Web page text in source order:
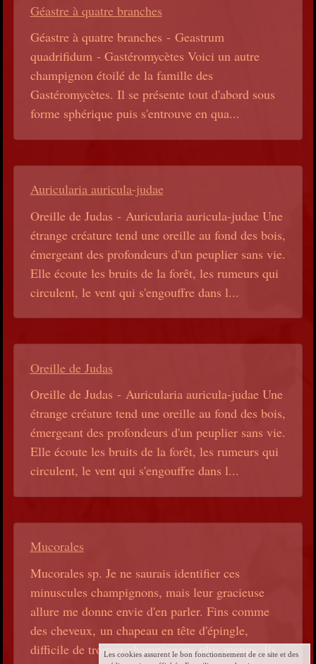
Géastre à quatre branches
Géastre à quatre branches - Geastrum
quadrifidum - Gastéromycètes Voici un autre
champignon étoilé de la famille des
Gastéromycètes. Il se présente tout d'abord sous
forme sphérique puis s'entrouve en qua...
Auricularia auricula-judae
Oreille de Judas - Auricularia auricula-judae Une
étrange créature tend une oreille au fond des bois,
émergeant des profondeurs d'un peuplier sans vie.
Elle écoute les bruits de la forêt, les rumeurs qui
circulent, le vent qui s'engouffre dans l...
Oreille de Judas
Oreille de Judas - Auricularia auricula-judae Une
étrange créature tend une oreille au fond des bois,
émergeant des profondeurs d'un peuplier sans vie.
Elle écoute les bruits de la forêt, les rumeurs qui
circulent, le vent qui s'engouffre dans l...
Mucorales
Mucorales sp. Je ne saurais identifier ces
minuscules champignons, mais leur gracieuse
allure me donne envie d'en parler. Fins comme
des cheveux, un chapeau en tête d'épingle,
difficile de trouver champignons plus menus. Ils
Les cookies assurent le bon fonctionnement de ce site et des